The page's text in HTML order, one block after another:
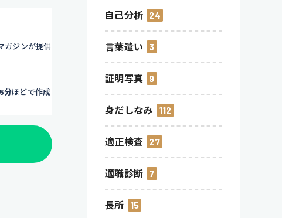
ガジンが提供
分ほどで作成
自己分析 24
言葉遣い 3
証明写真 9
身だしなみ 112
適正検査 27
適職診断 7
長所 15